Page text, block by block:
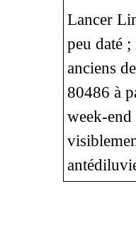
Lancer
peu daté
anciens
80486 à
week-